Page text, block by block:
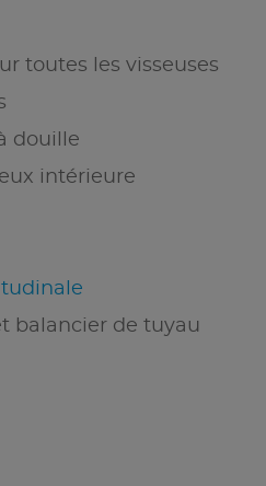
toutes les visseuses
douille
intérieure
balancier de tuyau